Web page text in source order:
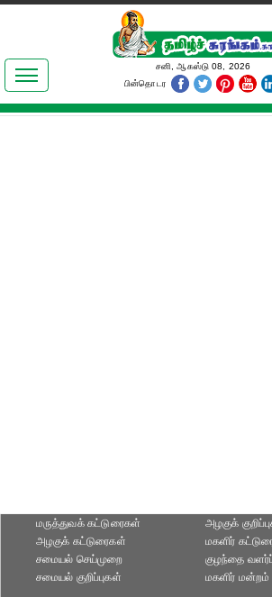
இலக்கியங்கள்
தமிழ் உலகம்
சனி, ஆகஸ்டு 08, 2026
பின்தொடர
மருத்துவக் கட்டுரைகள்
அழகுக் கட்டுரைகள்
அழகுக்
மகளிர்
சமையல் செய்முறை
சமையல் குறிப்புகள்
குழந்தை
மகளிர் மன்றம்